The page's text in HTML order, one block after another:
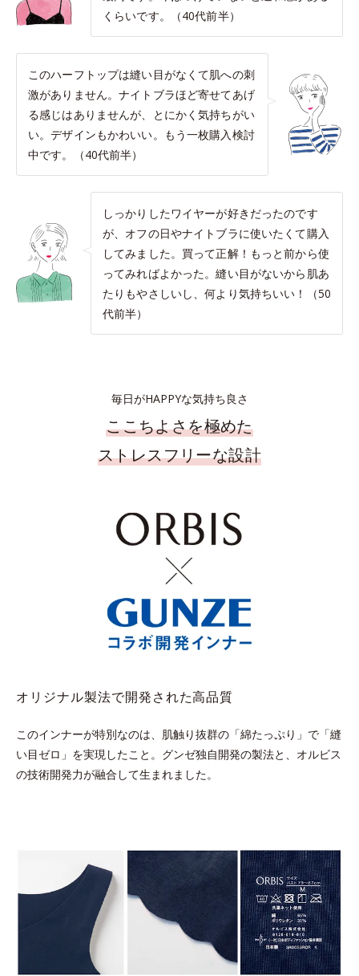
くらいです。（40代前半）
このハーフトップは縫い目がなくて肌への刺
激がありません。ナイトブラほど寄せてあげ
る感じはありませんが、とにかく気持ちがい
い。デザインもかわいい。もう一枚購入検討
中です。（40代前半）
しっかりしたワイヤーが好きだったのです
が、オフの日やナイトブラに使いたくて購入
してみました。買って正解！もっと前から使
ってみればよかった。縫い目がないから肌あ
たりもやさしいし、何より気持ちいい！（50
代前半）
毎日がHAPPYな気持ち良さ
ここちよさを極めた
ストレスフリーな設計
オリジナル製法で開発された高品質
このインナーが特別なのは、肌触り抜群の「綿たっぷり」で「縫
い目ゼロ」を実現したこと。グンゼ独自開発の製法と、オルビス
の技術開発力が融合して生まれました。